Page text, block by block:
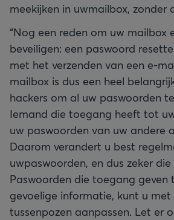
meekijken in uwmailbox, zonder
“Nog een reden om uw mailbox
beveiligen: een paswoord
met het verzenden van een e-
mailbox is dus een heel
hackers om al uw paswoorden
Iemand die toegang heeft tot
uw paswoorden van uw andere
Daarom verandert u best
uwpaswoorden, en dus zeker
Paswoorden die toegang geven
gevoelige informatie, kunt u met
tussenpozen aanpassen. Let er